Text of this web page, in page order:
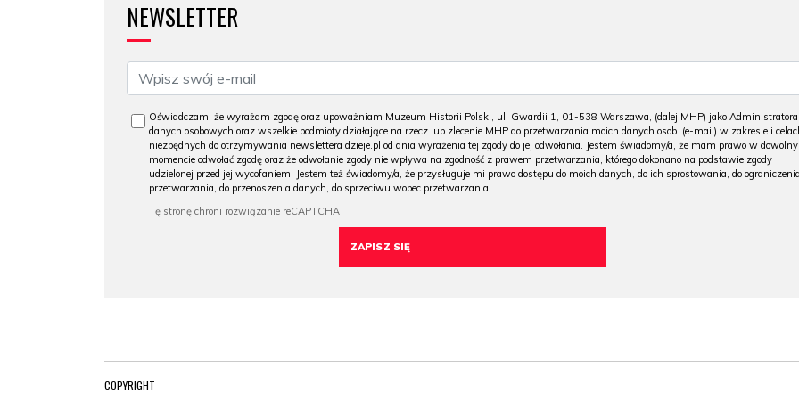
NEWSLETTER
Oświadczam, że wyrażam zgodę oraz upoważniam Muzeum Historii Polski, ul. Gwardii 1, 01-538 Warszawa, (dalej MHP) jako Administratora
danych osobowych oraz wszelkie podmioty działające na rzecz lub zlecenie MHP do przetwarzania moich danych osob. (e-mail) w zakresie i
niezbędnych do otrzymywania newslettera dzieje.pl od dnia wyrażenia tej zgody do jej odwołania. Jestem świadomy/a, że mam prawo w
momencie odwołać zgodę oraz że odwołanie zgody nie wpływa na zgodność z prawem przetwarzania, którego dokonano na podstawie zgody
udzielonej przed jej wycofaniem. Jestem też świadomy/a, że przysługuje mi prawo dostępu do moich danych, do ich sprostowania, do ograniczenia
przetwarzania, do przenoszenia danych, do sprzeciwu wobec przetwarzania.
COPYRIGHT